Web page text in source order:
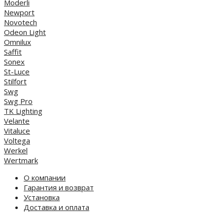
Moderli
Newport
Novotech
Odeon Light
Omnilux
Saffit
Sonex
St-Luce
Stilfort
Swg
Swg Pro
TK Lighting
Velante
Vitaluce
Voltega
Werkel
Wertmark
О компании
Гарантия и возврат
Установка
Доставка и оплата